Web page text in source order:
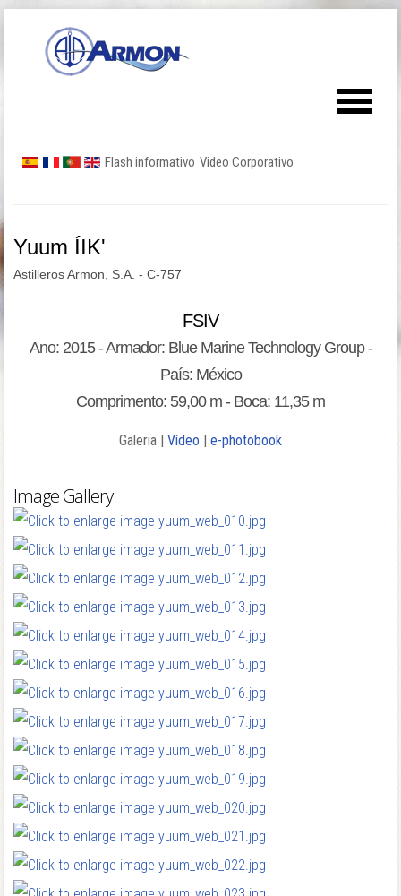
Flash informativo Video Corporativo
Yuum ÍIK'
Astilleros Armon, S.A. - C-757
FSIV
Ano: 2015 - Armador: Blue Marine Technology Group -
País: México
Comprimento: 59,00 m - Boca: 11,35 m
Galeria | Vídeo | e-photobook
Image Gallery